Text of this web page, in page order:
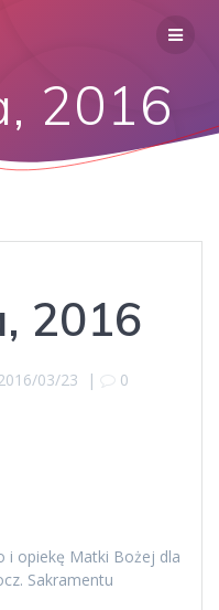
2016
2016
03/23 | 0
i opiekę Matki Bożej dla
Sakramentu